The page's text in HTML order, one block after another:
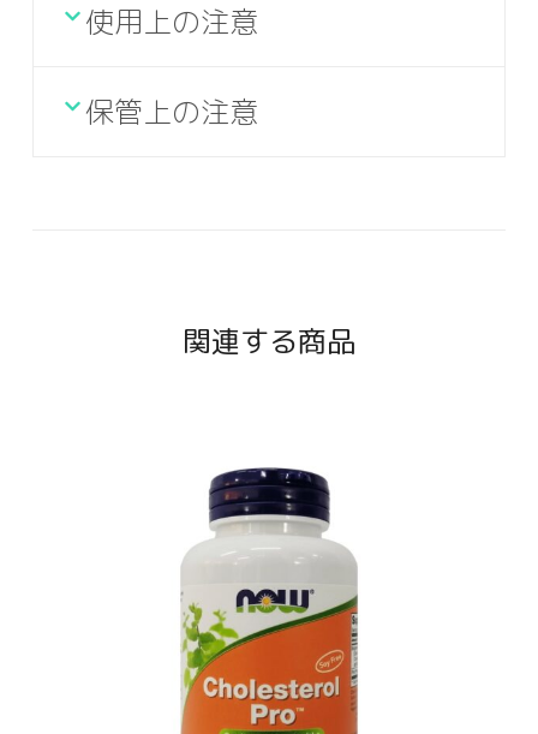
使用上の注意
保管上の注意
関連する商品